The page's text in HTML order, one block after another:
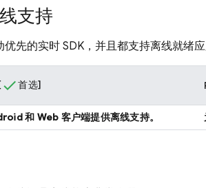
支持
先的实时 SDK，并且都支持离线就绪应
首选]
和 Web 客户端提供离线支持。